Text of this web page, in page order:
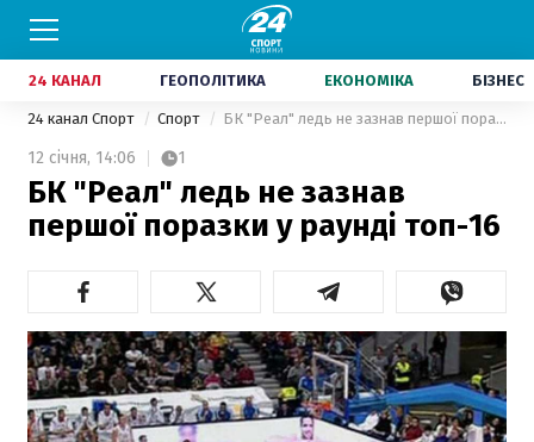
24 КАНАЛ ГЕОПОЛІТИКА ЕКОНОМІКА БІЗНЕС
24 канал Спорт Спорт БК "Реал" ледь не зазнав першої поразки у раунді топ-16
12 січня, 14:06 1
БК "Реал" ледь не зазнав
першої поразки у раунді топ-16